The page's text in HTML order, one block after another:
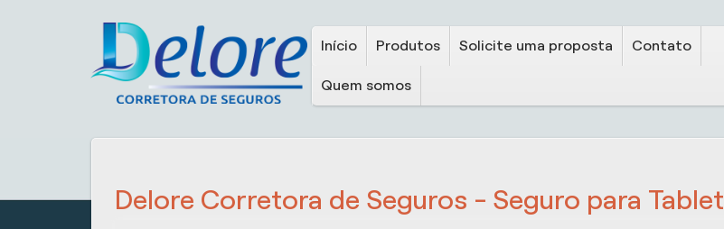
Início Produtos Solicite uma proposta Contato
Quem somos
Delore Corretora de Seguros - Seguro para Tablet